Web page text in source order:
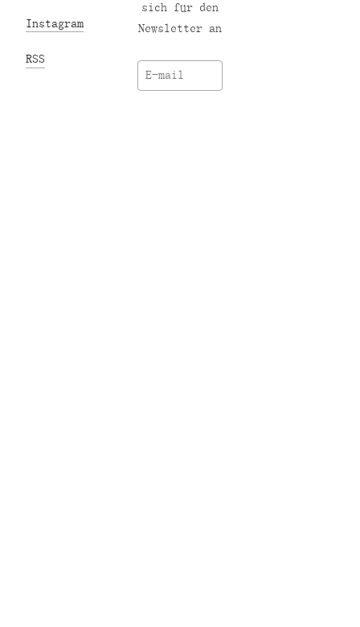
Instagram
RSS
sich für den
Newsletter an